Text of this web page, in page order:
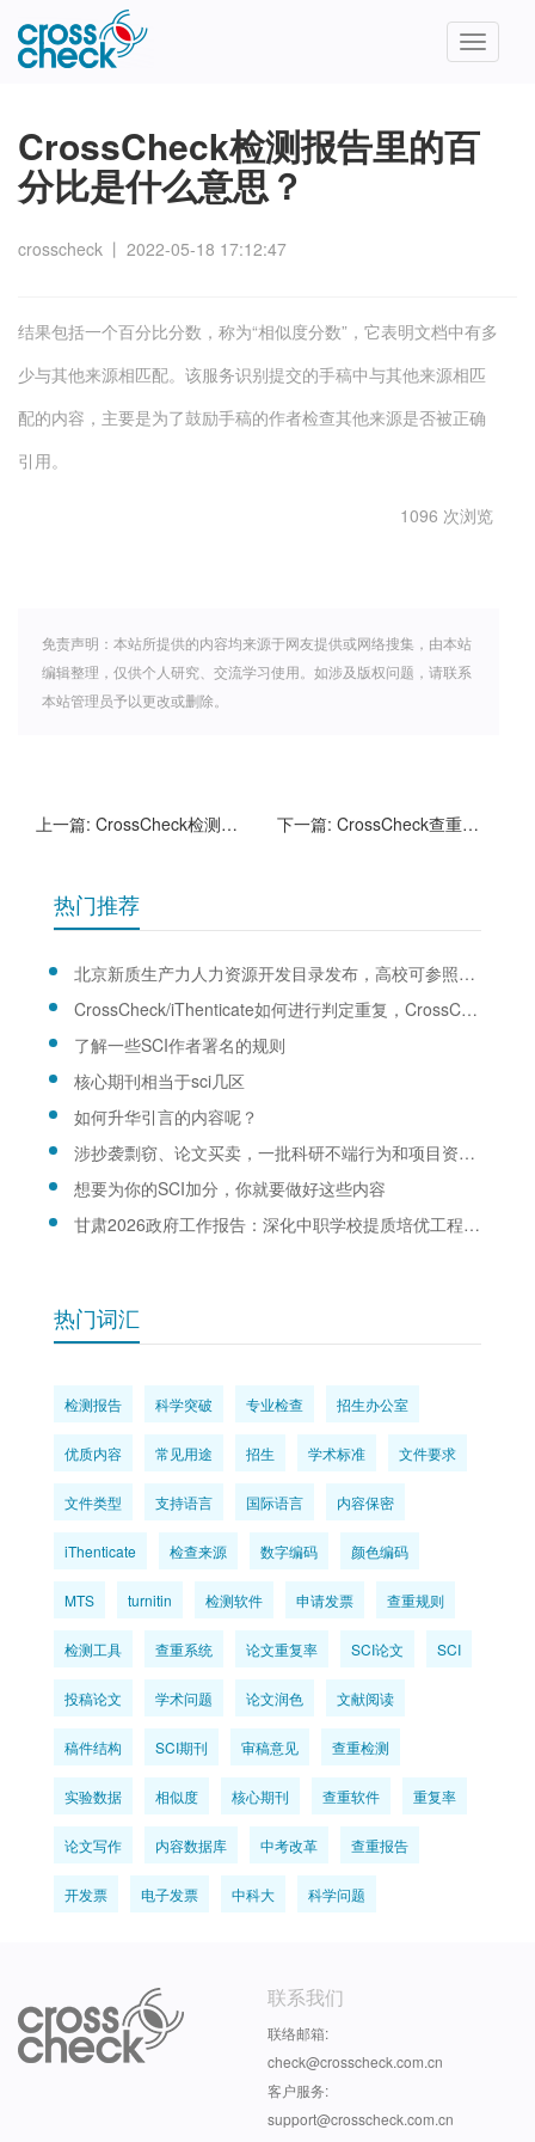
Toggle
CrossCheck检测报告里的百
分比是什么意思？
crosscheck 丨 2022-05-18 17:12:47
结果包括一个百分比分数，称为“相似度分数”，它表明文档中有多
少与其他来源相匹配。该服务识别提交的手稿中与其他来源相匹
配的内容，主要是为了鼓励手稿的作者检查其他来源是否被正确
引用。
1096 次浏览
免责声明：本站所提供的内容均来源于网友提供或网络搜集，由本站
编辑整理，仅供个人研究、交流学习使用。如涉及版权问题，请联系
本站管理员予以更改或删除。
上一篇: CrossCheck检测查重报告强调了什么？ 下一篇: CrossCheck查重报告里的突出显示的框是什么意思？
热门推荐
北京新质生产力人力资源开发目录发布，高校可参照目录优化调整专业和课程设置
CrossCheck/iThenticate如何进行判定重复，CrossCheck/iThenticate查重规则是什么？
了解一些SCI作者署名的规则
核心期刊相当于sci几区
如何升华引言的内容呢？
涉抄袭剽窃、论文买卖，一批科研不端行为和项目资金违规案件被通报
想要为你的SCI加分，你就要做好这些内容
甘肃2026政府工作报告：深化中职学校提质培优工程、高职学校“双高计划”
热门词汇
检测报告 科学突破 专业检查 招生办公室
优质内容 常见用途 招生 学术标准 文件要求
文件类型 支持语言 国际语言 内容保密
iThenticate 检查来源 数字编码 颜色编码
MTS turnitin 检测软件 申请发票 查重规则
检测工具 查重系统 论文重复率 SCI论文 SCI
投稿论文 学术问题 论文润色 文献阅读
稿件结构 SCI期刊 审稿意见 查重检测
实验数据 相似度 核心期刊 查重软件 重复率
论文写作 内容数据库 中考改革 查重报告
开发票 电子发票 中科大 科学问题
联系我们
联络邮箱:
check@crosscheck.com.cn
客户服务:
support@crosscheck.com.cn